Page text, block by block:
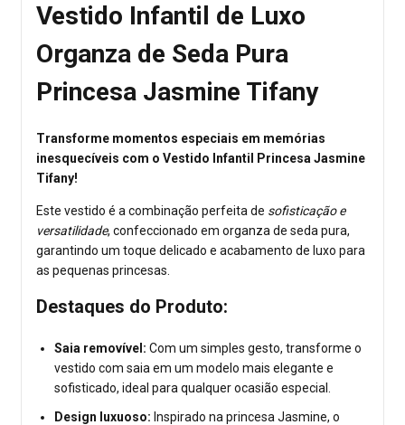
Vestido Infantil de Luxo
Organza de Seda Pura
Princesa Jasmine Tifany
Transforme momentos especiais em memórias
inesquecíveis com o Vestido Infantil Princesa Jasmine
Tifany!
Este vestido é a combinação perfeita de sofisticação e
versatilidade, confeccionado em organza de seda pura,
garantindo um toque delicado e acabamento de luxo para
as pequenas princesas.
Destaques do Produto:
Saia removível: Com um simples gesto, transforme o
vestido com saia em um modelo mais elegante e
sofisticado, ideal para qualquer ocasião especial.
Design luxuoso: Inspirado na princesa Jasmine, o